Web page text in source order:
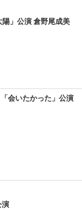
陽」公演 倉野尾成美
会いたかった」公演
演